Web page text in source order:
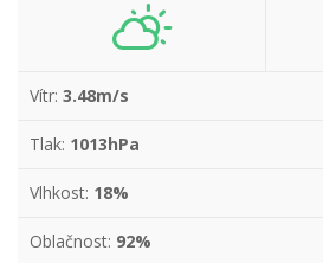
Vítr: 3.48m/s
Tlak: 1013hPa
Vlhkost: 18%
Oblačnost: 92%